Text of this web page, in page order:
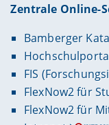
Zentrale Online-
Bamberger
FIS
FlexNow2 für
FlexNow2 für